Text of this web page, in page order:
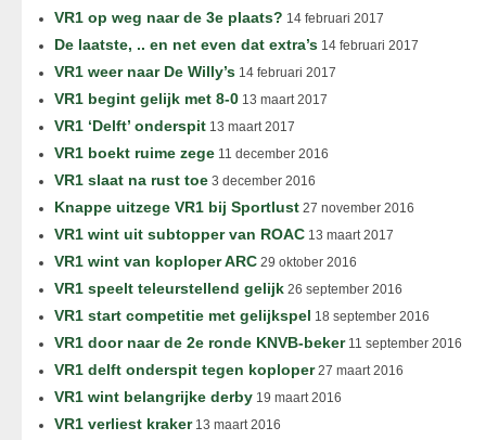
VR1 op weg naar de 3e plaats? 14 februari 2017
De laatste, .. en net even dat extra’s 14 februari 2017
VR1 weer naar De Willy’s 14 februari 2017
VR1 begint gelijk met 8-0 13 maart 2017
VR1 ‘Delft’ onderspit 13 maart 2017
VR1 boekt ruime zege 11 december 2016
VR1 slaat na rust toe 3 december 2016
Knappe uitzege VR1 bij Sportlust 27 november 2016
VR1 wint uit subtopper van ROAC 13 maart 2017
VR1 wint van koploper ARC 29 oktober 2016
VR1 speelt teleurstellend gelijk 26 september 2016
VR1 start competitie met gelijkspel 18 september 2016
VR1 door naar de 2e ronde KNVB-beker11 september 2016
VR1 delft onderspit tegen koploper27 maart 2016
VR1 wint belangrijke derby 19 maart 2016
VR1 verliest kraker13 maart 2016